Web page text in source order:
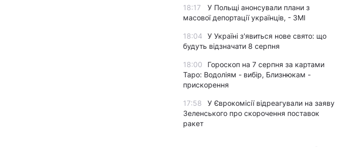
18:17
У Польщі анонсували плани з
масової депортації українців, - ЗМІ
18:04
У Україні з'явиться нове свято: що
будуть відзначати 8 серпня
18:00
Гороскоп на 7 серпня за картами
Таро: Водоліям - вибір, Близнюкам -
прискорення
17:58
У Єврокомісії відреагували на заяву
Зеленського про скорочення поставок
ракет